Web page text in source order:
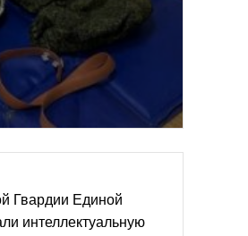
Гвардии Единой
интеллектуальную